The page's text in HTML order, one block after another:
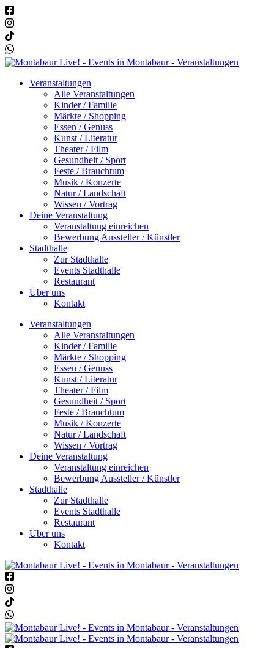
Veranstaltungen
Alle Veranstaltungen
Kinder / Familie
Märkte / Shopping
Essen / Genuss
Kunst / Literatur
Theater / Film
Gesundheit / Sport
Feste / Brauchtum
Musik / Konzerte
Natur / Landschaft
Wissen / Vortrag
Deine Veranstaltung
Veranstaltung einreichen
Bewerbung Aussteller / Künstler
Stadthalle
Zur Stadthalle
Events Stadthalle
Restaurant
Über uns
Kontakt
Veranstaltungen
Alle Veranstaltungen
Kinder / Familie
Märkte / Shopping
Essen / Genuss
Kunst / Literatur
Theater / Film
Gesundheit / Sport
Feste / Brauchtum
Musik / Konzerte
Natur / Landschaft
Wissen / Vortrag
Deine Veranstaltung
Veranstaltung einreichen
Bewerbung Aussteller / Künstler
Stadthalle
Zur Stadthalle
Events Stadthalle
Restaurant
Über uns
Kontakt